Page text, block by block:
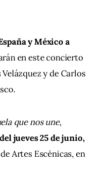
y México a
en este concierto
y de Carlos
que nos une,
jueves 25 de junio,
Artes Escénicas, en